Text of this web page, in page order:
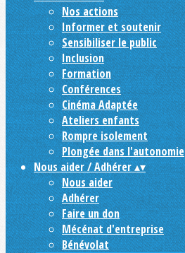
Nos actions
Informer et soutenir
Sensibiliser le public
Inclusion
Formation
Conférences
Cinéma Adaptée
Ateliers enfants
Rompre isolement
Plongée dans l'autonomie
Nous aider / Adhérer▴▾
Nous aider
Adhérer
Faire un don
Mécénat d'entreprise
Bénévolat